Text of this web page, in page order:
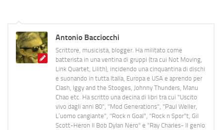
Antonio Bacciocchi
Scrittore, musicista, blogger. Ha militato come
batterista in una ventina di gruppi (tra cui Not Moving,
Link Quartet, Lilith), incidendo una cinquantina di dischi
e suonando in tutta Italia, Europa e USA e aprendo per
Clash, Iggy and the Stooges, Johnny Thunders, Manu
Chao etc. Ha scritto una decina di libri tra cui "Uscito
vivo dagli anni 80", "Mod Generations", "Paul Weller,
L’uomo cangiante", "Rock n Goal", "Rock n Spor"t, Gil
Scott-Heron Il Bob Dylan Nero" e "Ray Charles- Il genio